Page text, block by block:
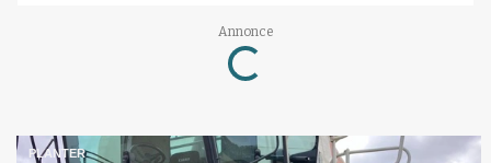
Annonce
Loading...
PLANTER